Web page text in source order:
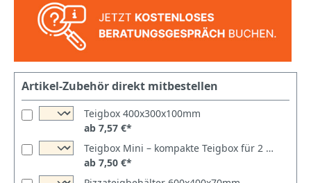
Artikel-Zubehör direkt mitbestellen
Teigbox 400x300x100mm
ab 7,57 €*
Teigbox Mini – kompakte Teigbox für 2 Teiglinge
ab 7,50 €*